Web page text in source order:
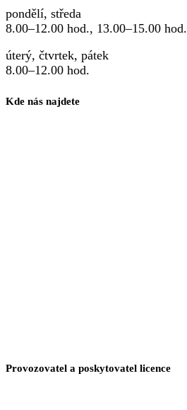
pondělí, středa
8.00–12.00 hod., 13.00–15.00 hod.
úterý, čtvrtek, pátek
8.00–12.00 hod.
Kde nás najdete
Provozovatel a poskytovatel licence